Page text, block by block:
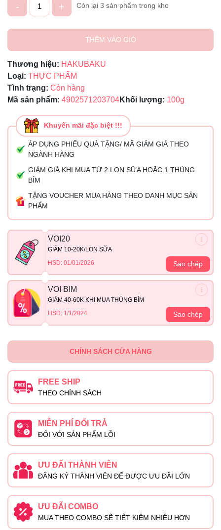
- + Còn lại 3 sản phẩm trong kho
THÊM VÀO GIỎ
Thương hiệu: HAKUBAKU
Loại: THỰC PHẨM
Tình trạng: Còn hàng
Mã sản phẩm: 4902571203704Khối lượng: 100g
Khuyến mãi đặc biệt !!!
ÁP DỤNG PHIẾU QUÀ TẶNG/ MÃ GIẢM GIÁ THEO
NGÀNH HÀNG
GIẢM GIÁ KHI MUA TỪ 2 LON SỮA HOẶC 1 THÙNG
BỈM
TẶNG VOUCHER MUA HÀNG THEO DANH MỤC SẢN
PHẨM
VOI20
GIẢM 10-20K/LON SỮA
HSD: 01/01/2026
Sao chép
VOI BIM
GIẢM 40-60K KHI MUA THÙNG BỈM
HSD: 1/1/2024
Sao chép
CHÍNH SÁCH CỬA HÀNG
FREE SHIP
THEO CHÍNH SÁCH
MIỄN PHÍ ĐỔI TRẢ
ĐỐI VỚI SẢN PHẨM LỖI
ƯU ĐÃI THÀNH VIÊN
ĐĂNG KÝ THÀNH VIÊN ĐỂ ĐƯỢC ƯU ĐÃI LỚN
ƯU ĐÃI COMBO
MUA THEO COMBO SẼ TIẾT KIỆM NHIỀU HƠN